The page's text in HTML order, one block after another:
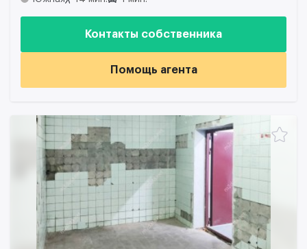
Контакты собственника
Помощь агента